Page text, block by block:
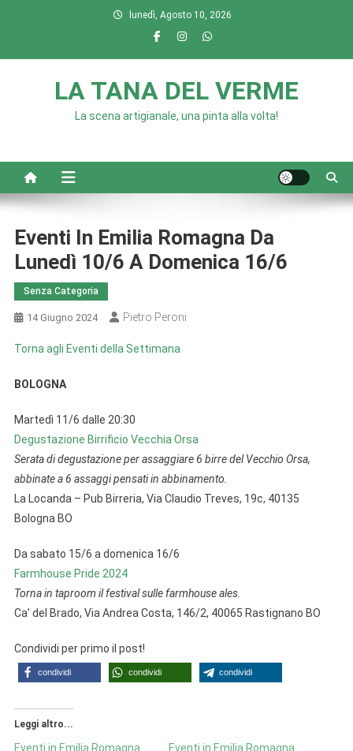
lunedì, Agosto 10, 2026
LA TANA DEL VERME
La scena artigianale, una pinta alla volta!
Eventi In Emilia Romagna Da
Lunedì 10/6 A Domenica 16/6
Senza Categoria
14 Giugno 2024 Pietro Peroni
Torna agli Eventi della Settimana
BOLOGNA
Martedì 11/6 dalle 20:30
Degustazione Birrificio Vecchia Orsa
Serata di degustazione per assaggiare 6 birre del Vecchio Orsa,
abbinate a 6 assaggi pensati in abbinamento.
La Locanda – Pub Birreria, Via Claudio Treves, 19c, 40135
Bologna BO
Da sabato 15/6 a domenica 16/6
Farmhouse Pride 2024
Torna in taproom il festival sulle farmhouse ales.
Ca’ del Brado, Via Andrea Costa, 146/2, 40065 Rastignano BO
Condividi per primo il post!
condividi condividi condividi
Leggi altro...
Eventi in Emilia Romagna
Eventi in Emilia Romagna